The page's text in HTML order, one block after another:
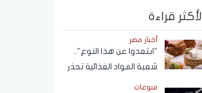
الأكثر قراءة
أخبار مصر
"ابتعدوا عن هذا النوع"..
شعبة المواد الغذائية تحذر
من حلاوة المولد النبوي
منوعات